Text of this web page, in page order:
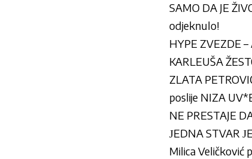
SAMO DA JE
odjeknulo!
HYPE ZVEZDE
KARLEUŠA
ZLATA
poslije NIZA
NE PRESTAJE
ЈEDNA STVAR
Milica Veličković